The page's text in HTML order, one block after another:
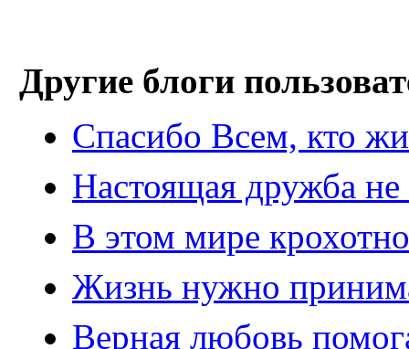
Другие блоги
Спасибо Всем, кто
Настоящая дружба не
В этом мире
Жизнь нужно
Верная любовь